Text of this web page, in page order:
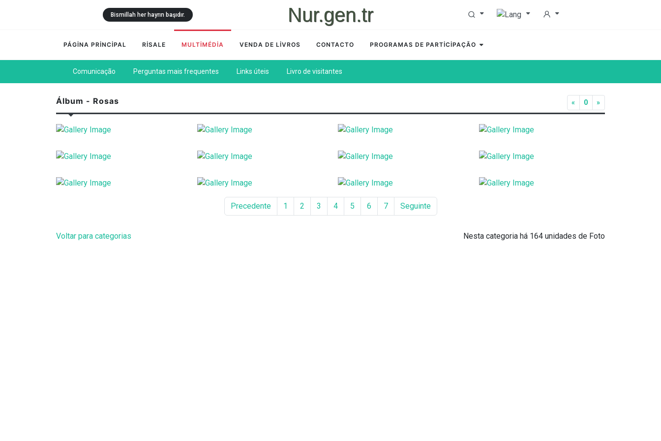
Nur.gen.tr
Bismillah her hayrın başıdır.
PÁGİNA PRİNCİPAL RİSALE MULTİMÉDİA VENDA DE LİVROS CONTACTO PROGRAMAS DE PARTİCİPAÇÃO
Comunicação Perguntas mais frequentes Links úteis Livro de visitantes
Álbum - Rosas « 0 »
Precedente 1 2 3 4 5 6 7 Seguinte
Voltar para categorias Nesta categoria há 164 unidades de Foto